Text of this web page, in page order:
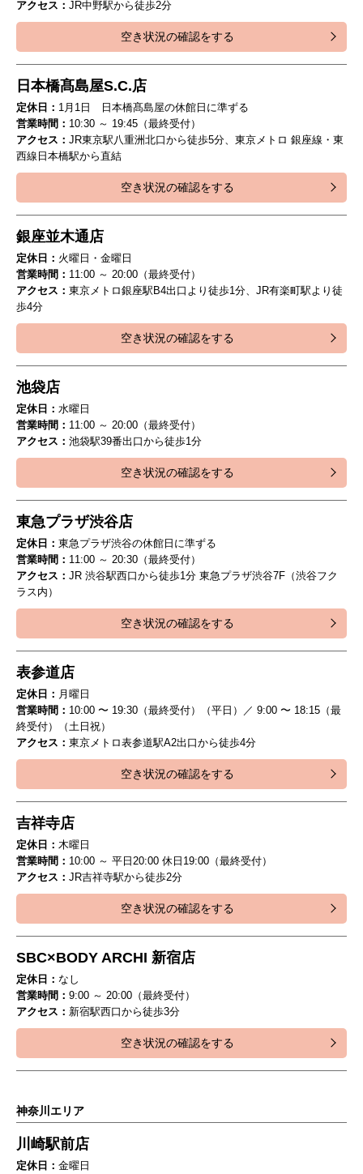
アクセス： JR中野駅から徒歩2分
空き状況の確認をする
日本橋髙島屋S.C.店
定休日： 1月1日 日本橋髙島屋の休館日に準ずる
営業時間： 10:30 ～ 19:45（最終受付）
アクセス： JR東京駅八重洲北口から徒歩5分、東京メトロ 銀座線・東
西線日本橋駅から直結
空き状況の確認をする
銀座並木通店
定休日： 火曜日・金曜日
営業時間： 11:00 ～ 20:00（最終受付）
アクセス： 東京メトロ銀座駅B4出口より徒歩1分、JR有楽町駅より徒
歩4分
空き状況の確認をする
池袋店
定休日： 水曜日
営業時間： 11:00 ～ 20:00（最終受付）
アクセス： 池袋駅39番出口から徒歩1分
空き状況の確認をする
東急プラザ渋谷店
定休日： 東急プラザ渋谷の休館日に準ずる
営業時間： 11:00 ～ 20:30（最終受付）
アクセス： JR 渋谷駅西口から徒歩1分 東急プラザ渋谷7F（渋谷フク
ラス内）
空き状況の確認をする
表参道店
定休日： 月曜日
営業時間： 10:00 〜 19:30（最終受付）（平日）／ 9:00 〜 18:15（最
終受付）（土日祝）
アクセス： 東京メトロ表参道駅A2出口から徒歩4分
空き状況の確認をする
吉祥寺店
定休日： 木曜日
営業時間： 10:00 ～ 平日20:00 休日19:00（最終受付）
アクセス： JR吉祥寺駅から徒歩2分
空き状況の確認をする
SBC×BODY ARCHI 新宿店
定休日： なし
営業時間： 9:00 ～ 20:00（最終受付）
アクセス： 新宿駅西口から徒歩3分
空き状況の確認をする
神奈川エリア
川崎駅前店
定休日： 金曜日